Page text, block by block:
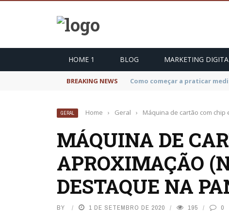
HOME 1 BLOG MARKETING
BREAKING NEWS 3 Fatos sobre o Cytotec
GERAL Home › Geral › Máquina de cartão com chip
MÁQUINA DE
APROXIMAÇÃO
DESTAQUE NA
BY 1 DE SETEMBRO DE 2020 195 0